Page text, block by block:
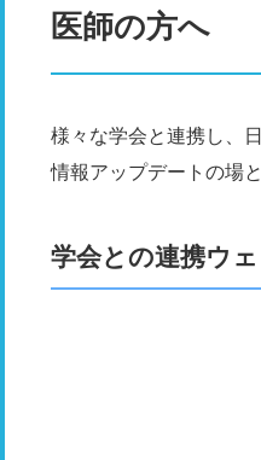
医師の方へ
様々な学会と連携し、
情報アップデートの場
学会との連携ウ